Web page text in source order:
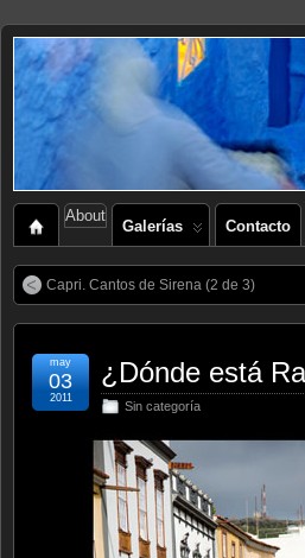
About
Galerías Contacto
Capri. Cantos de Sirena (2 de 3)
¿Dónde está
Sin categoría
may
03
2011